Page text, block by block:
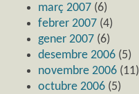
març 2007 (6)
febrer 2007 (4)
gener 2007 (6)
desembre 2006 (5)
novembre 2006 (11)
octubre 2006 (5)